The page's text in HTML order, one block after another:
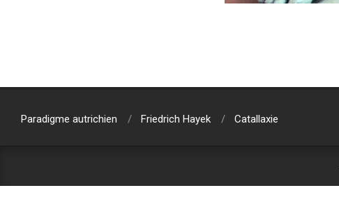
11-
Paradigme autrichien
Friedrich Hayek Catallaxie